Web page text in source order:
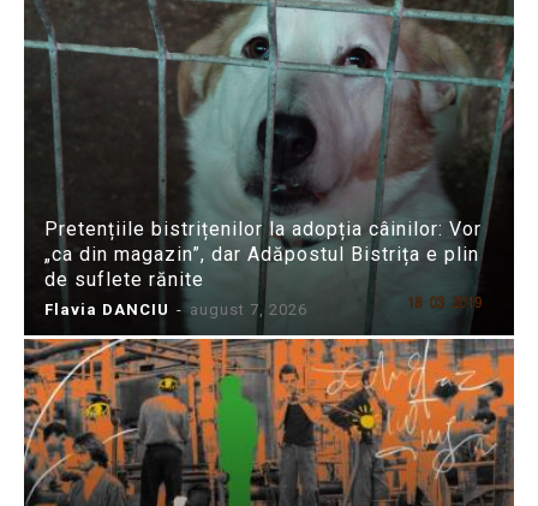
Pretențiile bistrițenilor la adopția câinilor: Vor
„ca din magazin”, dar Adăpostul Bistrița e plin
de suflete rănite
Flavia DANCIU - august 7, 2026